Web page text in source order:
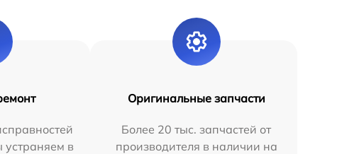
в
Оригинальные запчасти
Более 20 тыс. запчастей от
производителя в наличии на